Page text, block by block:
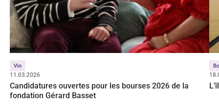
Vin
11.03.2026
Candidatures ouvertes pour les bourses 2026 de la
fondation Gérard Basset